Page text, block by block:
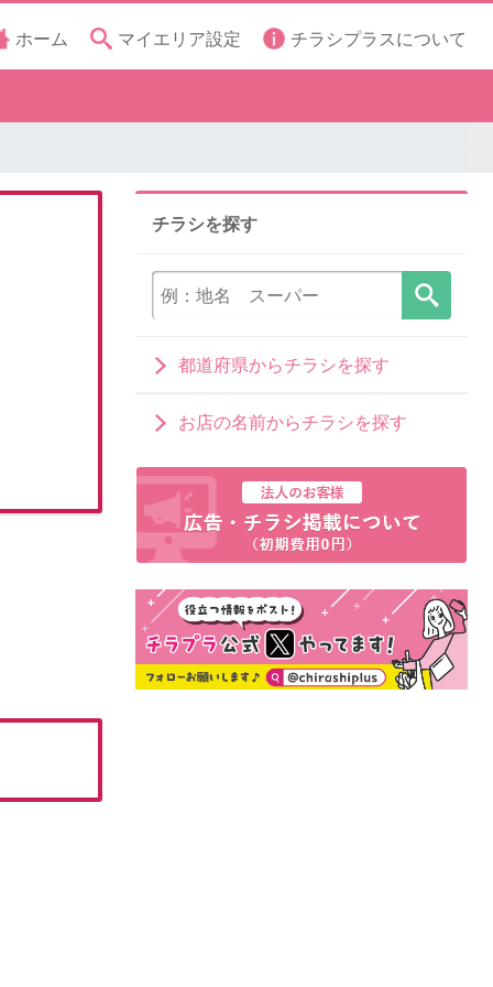
ホーム マイエリア設定 チラシプラスについて
チラシを探す
都道府県からチラシを探す
お店の名前からチラシを探す